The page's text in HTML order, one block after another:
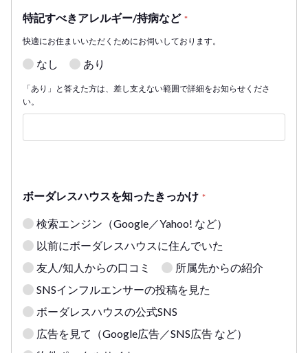
特記すべきアレルギー/持病など *
快適にお住まいいただくためにお伺いしております。
なし あり
「あり」と答えた方は、差し支えない範囲で詳細をお知らせくださ
い。
ボーダレスハウスを知ったきっかけ *
検索エンジン（Google／Yahoo! など）
以前にボーダレスハウスに住んでいた
友人/知人からの口コミ
所属先からの紹介
SNSインフルエンサーの投稿を見た
ボーダレスハウスの公式SNS
広告を見て（Google広告／SNS広告 など）